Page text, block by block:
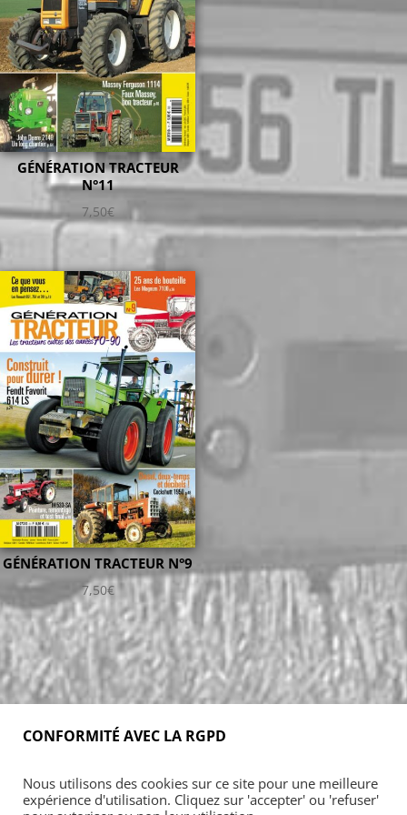
GÉNÉRATION TRACTEUR
N°11
7,50€
GÉNÉRATION TRACTEUR N°9
7,50€
Foires & manifestations
Petites annonces
Contact
Mon Compte
CONFORMITÉ AVEC LA RGPD
Nous utilisons des cookies sur ce site pour une meilleure
expérience d'utilisation. Cliquez sur 'accepter' ou 'refuser'